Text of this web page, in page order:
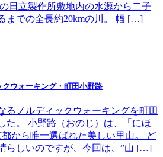
日立製作所敷地内の水源から二子
までの全長約20kmの川。 幅 […]
クウォーキング・町田小野路
るノルディックウォーキングを町田
た。 小野路（おのじ）は、「にほ
から唯一選ばれた美しい里山。 ど
らしいのですが、今回は、”山 […]